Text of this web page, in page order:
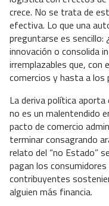
crece. No se trata de
efectiva. Lo que una
preguntarse es
innovación o consolida
irremplazables que, con
comercios y hasta a los
La deriva política
no es un malentendido
pacto de comercio
terminar consagrando
relato del “no Estado”
pagan los
contribuyentes
alguien más financia.